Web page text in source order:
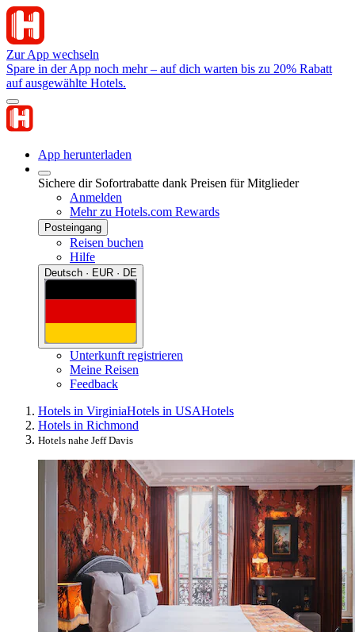
Zur App wechseln
Spare in der App noch mehr – auf dich warten bis zu 20% Rabatt
auf ausgewählte Hotels.
App herunterladen
Sichere dir Sofortrabatte dank Preisen für Mitglieder
Anmelden
Mehr zu Hotels.com Rewards
Posteingang
Reisen buchen
Hilfe
Deutsch · EUR · DE
Unterkunft registrieren
Meine Reisen
Feedback
Hotels in VirginiaHotels in USAHotels
Hotels in Richmond
Hotels nahe Jeff Davis